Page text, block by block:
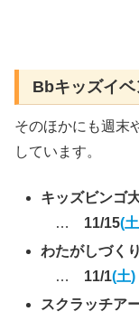
Bbキッズイベ
そのほかにも週末
しています。
キッズビンゴ
… 11/15(
わたがしづく
… 11/1(土)
スクラッチア